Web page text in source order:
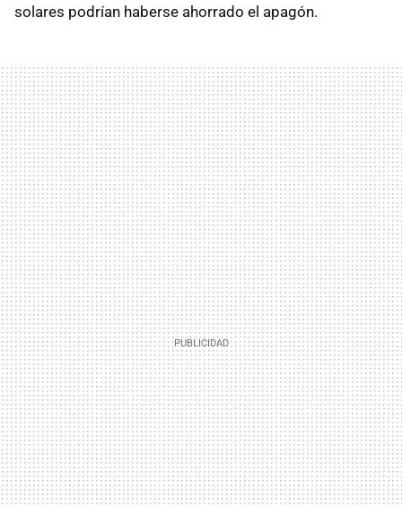
solares podrían haberse ahorrado el apagón.